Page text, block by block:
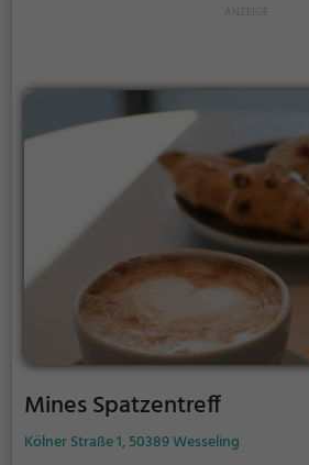
erstklassigen Service verwöhnt.
eine der traditionellen
eine gesunde Option
garantiert nicht enttäuscht.
Mines Spatzentreff
Kölner Straße 1, 50389 Wesseling